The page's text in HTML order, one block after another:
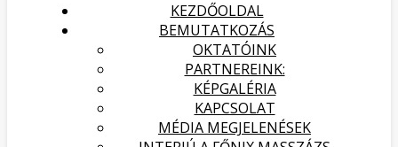
KEZDŐOLDAL
BEMUTATKOZÁS
OKTATÓINK
PARTNEREINK:
KÉPGALÉRIA
KAPCSOLAT
MÉDIA MEGJELENÉSEK